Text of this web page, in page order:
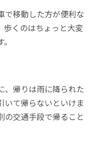
で移動した方が便利な
歩くのはちょっと大変
、帰りは雨に降られた
いて帰らないといけま
の交通手段で帰ること